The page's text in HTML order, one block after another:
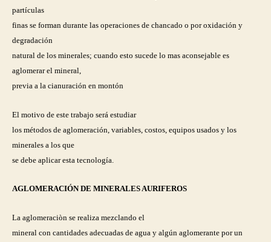
partículas
finas se forman durante las operaciones de chancado o por oxidación y
degradación
natural de los minerales; cuando esto sucede lo mas aconsejable es
aglomerar el mineral,
previa a la cianuración en montón
El motivo de este trabajo será estudiar
los métodos de aglomeración, variables, costos, equipos usados y los
minerales a los que
se debe aplicar esta tecnología.
AGLOMERACIÓN DE MINERALES AURIFEROS
La aglomeraciòn se realiza mezclando el
mineral con cantidades adecuadas de agua y algún aglomerante por un